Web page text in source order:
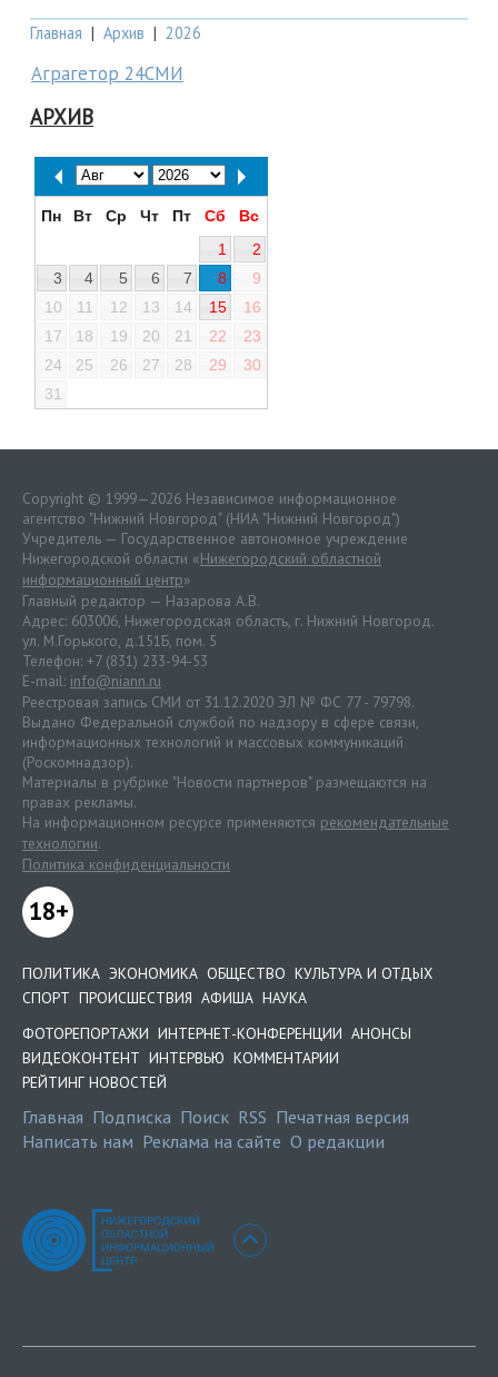
Главная | Архив | 2026
Аграгетор 24СМИ
АРХИВ
Пн Вт Ср Чт Пт Сб
Вс
1
2
3
4 5 6 7 8
9
10
11 12 13 14 15
16
17
18 19 20 21 22
23
24
25 26 27 28 29
30
31
Copyright © 1999—2026 Независимое информационное
агентство "Нижний Новгород" (НИА "Нижний Новгород")
Учредитель — Государственное автономное учреждение
Нижегородской области «Нижегородский областной
информационный центр»
Главный редактор — Назарова А.В.
Адрес: 603006, Нижегородская область, г. Нижний Новгород.
ул. М.Горького, д.151Б, пом. 5
Телефон: +7 (831) 233-94-53
E-mail: info@niann.ru
Реестровая запись СМИ от 31.12.2020 ЭЛ № ФС 77 - 79798.
Выдано Федеральной службой по надзору в сфере связи,
информационных технологий и массовых коммуникаций
(Роскомнадзор).
Материалы в рубрике "Новости партнеров" размещаются на
правах рекламы.
На информационном ресурсе применяются рекомендательные
технологии.
Политика конфиденциальности
18+
ПОЛИТИКА ЭКОНОМИКА ОБЩЕСТВО КУЛЬТУРА И ОТДЫХ
СПОРТ ПРОИСШЕСТВИЯ АФИША НАУКА
ФОТОРЕПОРТАЖИ ИНТЕРНЕТ-КОНФЕРЕНЦИИ АНОНСЫ
ВИДЕОКОНТЕНТ ИНТЕРВЬЮ КОММЕНТАРИИ
РЕЙТИНГ НОВОСТЕЙ
Главная Подписка Поиск RSS Печатная версия
Написать нам Реклама на сайте О редакции